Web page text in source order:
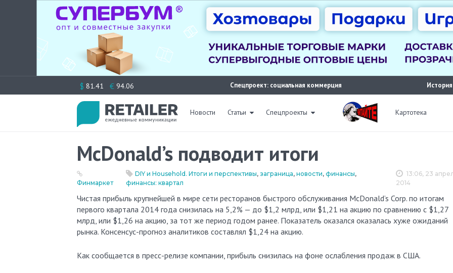
к
$ 81.41 € 94.06 Спецпроект: социальная коммерция
Новости Статьи Спецпроекты Картотека
McDonald’s подводит итоги
13:06, 23
2014
Финмаркет
DIY и Household. Итоги и перспективы,заграница,новости,финансы,
финансы: квартал
Чистая прибыль крупнейшей в мире сети ресторанов быстрого обслуживания McDonald’s Corp. по итогам
первого квартала 2014 года снизилась на 5,2% — до $1,2 млрд, или $1,21 на акцию по сравнению с $1,27
млрд, или $1,26 на акцию, за тот же период годом ранее. Показатель оказался оказалась хуже ожиданий
рынка. Консенсус-прогноз аналитиков составлял $1,24 на акцию.
Как сообщается в пресс-релизе компании, прибыль снизилась на фоне ослабления продаж в США.